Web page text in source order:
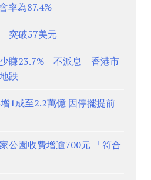
率為87.4%
突破57美元
少賺23.7% 不派息 香港市
跌
1成至2.2萬億 因停擺提前
公園收費增逾700元 「符合